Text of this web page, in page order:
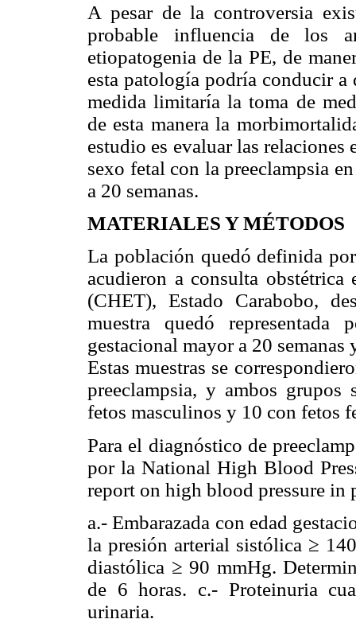
A pesar de la controversia
probable influencia de los
etiopatogenia de la PE, de
esta patología podría conducir
medida limitaría la toma de
de esta manera la
estudio es evaluar las
sexo fetal con la preeclampsia
a 20 semanas.
MATERIALES Y MÉTODOS
La población quedó definida
acudieron a consulta
(CHET), Estado Carabobo,
muestra quedó representada
gestacional mayor a 20
Estas muestras se
preeclampsia, y ambos grupos
fetos masculinos y 10 con fetos
Para el diagnóstico de
por la National High Blood
report on high blood pressure in
a.- Embarazada con edad
la presión arterial sistólica ≥
diastólica ≥ 90 mmHg.
de 6 horas. c.- Proteinuria
urinaria.